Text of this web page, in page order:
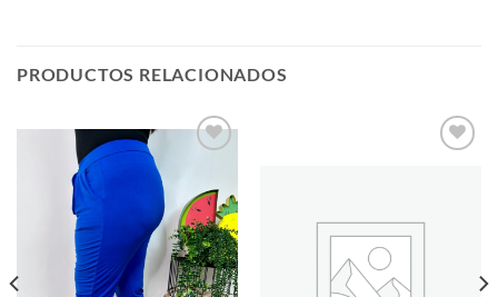
PRODUCTOS RELACIONADOS
lista de
deseos